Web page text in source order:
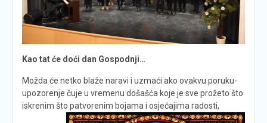
Kao tat će doći dan Gospodnji…
Možda će netko blaže naravi i uzmaći ako ovakvu poruku-
upozorenje čuje u vremenu došašća koje je sve prožeto što
iskrenim što patvorenim bojama i osjećajima radosti,